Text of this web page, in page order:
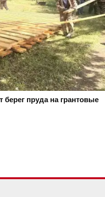
берег пруда на грантовые